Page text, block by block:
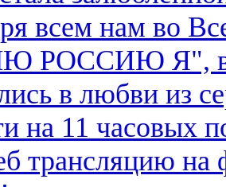
всем нам во
РОССИЮ Я", в
в любви из
на 11 часовых
трансляцию